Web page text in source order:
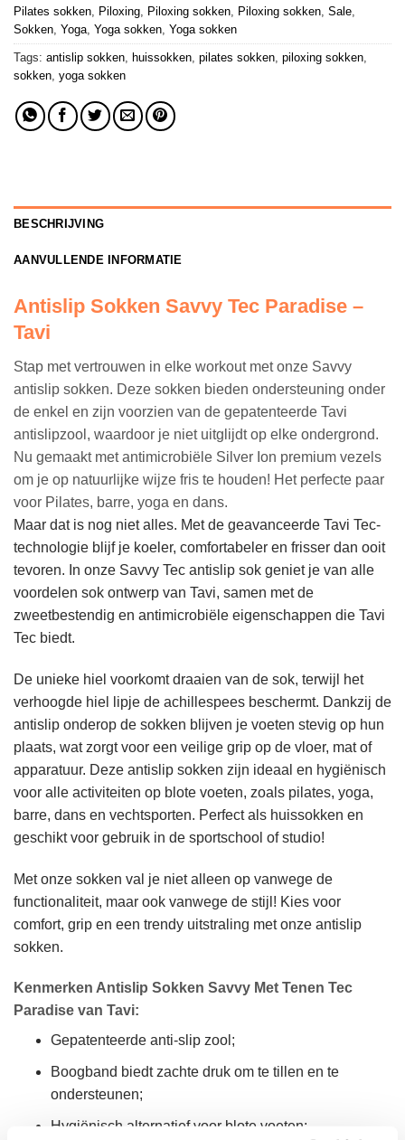
Pilates sokken
Piloxing Piloxing sokken Piloxing sokken Sale
Sokken Yoga Yoga sokken Yoga sokken
Tags: antislip sokken huissokken pilates sokken piloxing sokken
sokken yoga sokken
BESCHRIJVING
AANVULLENDE INFORMATIE
Antislip Sokken Savvy Tec Paradise –
Tavi
Stap met vertrouwen in elke workout met onze Savvy
antislip sokken. Deze sokken bieden ondersteuning onder
de enkel en zijn voorzien van de gepatenteerde Tavi
antislipzool, waardoor je niet uitglijdt op elke ondergrond.
Nu gemaakt met antimicrobiële Silver Ion premium vezels
om je op natuurlijke wijze fris te houden! Het perfecte paar
voor Pilates, barre, yoga en dans.
Maar dat is nog niet alles. Met de geavanceerde Tavi Tec-
technologie blijf je koeler, comfortabeler en frisser dan ooit
tevoren. In onze Savvy Tec antislip sok geniet je van alle
voordelen sok ontwerp van Tavi, samen met de
zweetbestendig en antimicrobiële eigenschappen die Tavi
Tec biedt.
De unieke hiel voorkomt draaien van de sok, terwijl het
verhoogde hiel lipje de achillespees beschermt. Dankzij de
antislip onderop de sokken blijven je voeten stevig op hun
plaats, wat zorgt voor een veilige grip op de vloer, mat of
apparatuur. Deze antislip sokken zijn ideaal en hygiënisch
voor alle activiteiten op blote voeten, zoals pilates, yoga,
barre, dans en vechtsporten. Perfect als huissokken en
geschikt voor gebruik in de sportschool of studio!
Met onze sokken val je niet alleen op vanwege de
functionaliteit, maar ook vanwege de stijl! Kies voor
comfort, grip en een trendy uitstraling met onze antislip
sokken.
Kenmerken Antislip Sokken Savvy Met Tenen Tec
Paradise van Tavi:
Gepatenteerde anti-slip zool;
Boogband biedt zachte druk om te tillen en te
ondersteunen;
Hygiënisch alternatief voor blote voeten;